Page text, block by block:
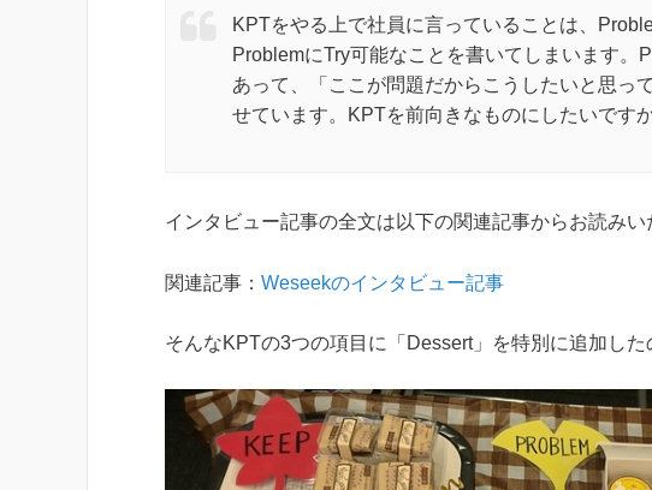
KPTをやる上で社員に言っていることは、
ProblemにTry可能なことを書いてしまいます
あって、「ここが問題だからこうしたいと思っ
せています。KPTを前向きなものにしたいですか
インタビュー記事の全文は以下の関連記事からお読みい
関連記事： Weseekのインタビュー記事
そんなKPTの3つの項目に「Dessert」を特別に追加した